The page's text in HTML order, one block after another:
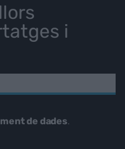
i
de dades.